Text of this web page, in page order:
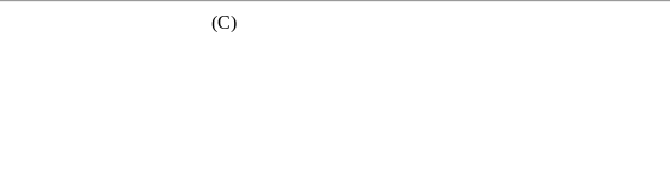
(C)